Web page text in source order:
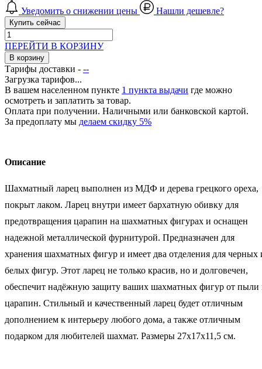
Уведомить о снижении цены Нашли дешевле?
Купить сейчас
ПЕРЕЙТИ В КОРЗИНУ
В корзину
Тарифы доставки - --
Загрузка тарифов...
В вашем населенном пункте 1 пункта выдачи где можно
осмотреть и заплатить за товар.
Оплата при получении. Наличными или банковской картой.
За предоплату мы делаем скидку 5%
Описание
Шахматный ларец выполнен из МДФ и дерева грецкого ореха,
покрыт лаком. Ларец внутри имеет бархатную обивку для
предотвращения царапин на шахматных фигурах и оснащен
надежной металлической фурнитурой. Предназначен для
хранения шахматных фигур и имеет два отделения для черных
белых фигур. Этот ларец не только красив, но и долговечен,
обеспечит надёжную защиту ваших шахматных фигур от пыли
царапин. Стильный и качественный ларец будет отличным
дополнением к интерьеру любого дома, а также отличным
подарком для любителей шахмат. Размеры 27x17x11,5 см.